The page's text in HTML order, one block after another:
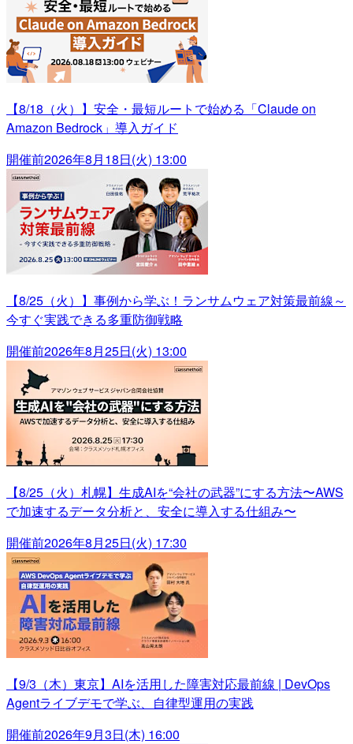
【8/18（火）】安全・最短ルートで始める「Claude on
Amazon Bedrock」導入ガイド
開催前2026年8月18日(火) 13:00
【8/25（火）】事例から学ぶ！ランサムウェア対策最前線～
今すぐ実践できる多重防御戦略
開催前2026年8月25日(火) 13:00
【8/25（火）札幌】生成AIを“会社の武器”にする方法〜AWS
で加速するデータ分析と、安全に導入する仕組み〜
開催前2026年8月25日(火) 17:30
【9/3（木）東京】AIを活用した障害対応最前線 | DevOps
Agentライブデモで学ぶ、自律型運用の実践
開催前2026年9月3日(木) 16:00